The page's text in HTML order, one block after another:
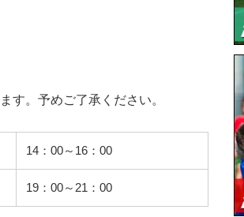
す。予めご了承ください。
14：00～16：00
19：00～21：00